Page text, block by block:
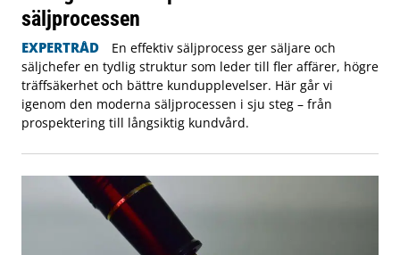
säljprocessen
EXPERTRÅD
En effektiv säljprocess ger säljare och
säljchefer en tydlig struktur som leder till fler affärer, högre
träffsäkerhet och bättre kundupplevelser. Här går vi
igenom den moderna säljprocessen i sju steg – från
prospektering till långsiktig kundvård.